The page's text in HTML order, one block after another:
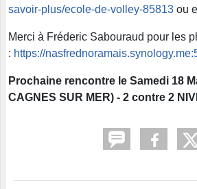
savoir-plus/ecole-de-volley-85813 ou
Merci à Fréderic Sabouraud pour les
: https://
Prochaine rencontre le Samedi 18
CAGNES SUR MER) - 2 contre 2